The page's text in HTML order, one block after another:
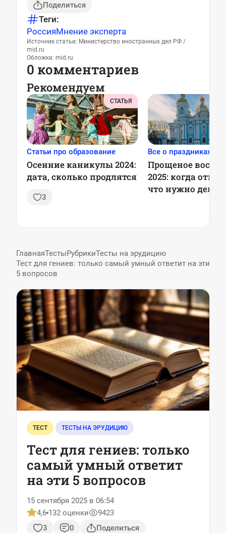
Поделиться
Теги:
РоссияМнение эксперта
Источник статьи: Министерство иностранных дел РФ /
mid.ru
Обложка: mid.ru
0 комментариев
Рекомендуем
СТАТЬЯ
Статьи про образование
Осенние каникулы 2024:
дата, сколько продлятся
3
Все о праздниках
Прощеное
2025: когда
что нужно
ГлавнаяТестыРубрикиТесты на эрудицию
Тест для гениев: только самый умный ответит на эти
5 вопросов
ТЕСТ ТЕСТЫ НА ЭРУДИЦИЮ
Тест для гениев: только
самый умный ответит
на эти 5 вопросов
15 сентября 2025 в 06:54
4,6 132 оценки
9423
3
0 Поделиться